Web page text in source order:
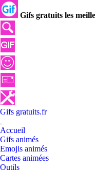
Gifs gratuits les
Gifs gratuits.fr
Accueil
Gifs animés
Emojis animés
Cartes animées
Outils